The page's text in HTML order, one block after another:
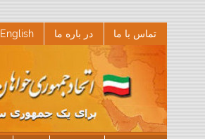
تماس با ما در باره ما English